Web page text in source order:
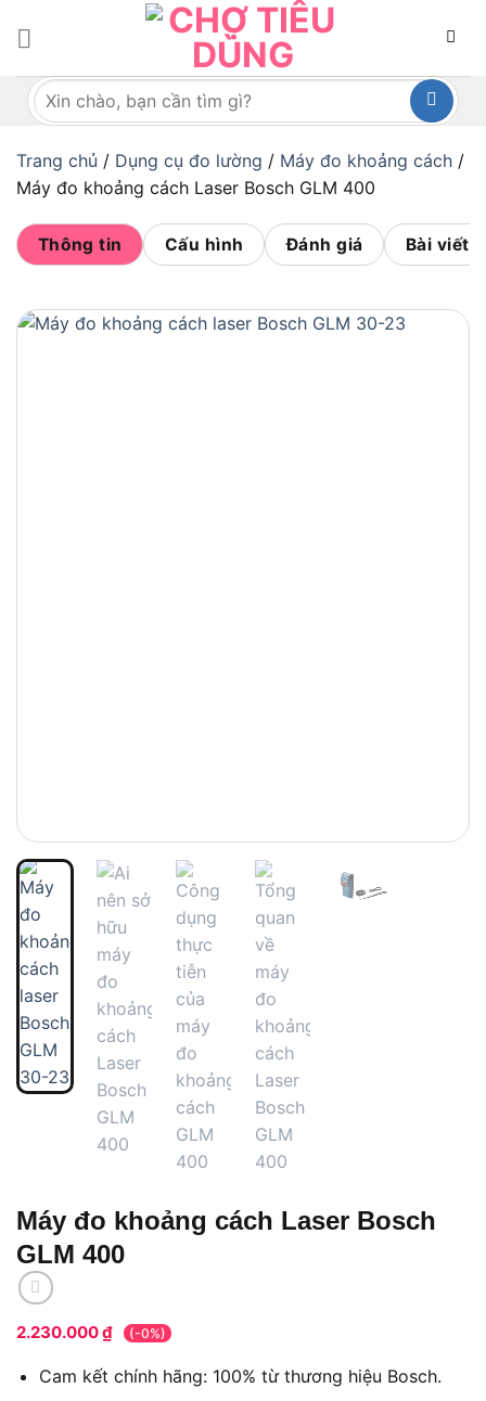
dungTìm
kiếm:
Trang chủ / Dụng cụ đo lường / Máy đo khoảng cách /
Máy đo khoảng cách Laser Bosch GLM 400
Thông tin Cấu hình Đánh giá Bài viết
Máy đo khoảng cách Laser Bosch
GLM 400
2.230.000₫ (-0%)
Cam kết chính hãng: 100% từ thương hiệu Bosch.